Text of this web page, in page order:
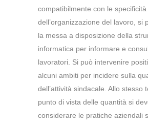
compatibilmente con le specificità
dell’organizzazione del lavoro, si
la messa a disposizione della
informatica per informare e
lavoratori. Si può intervenire
alcuni ambiti per incidere sulla
dell’attività sindacale. Allo stesso
punto di vista delle quantità si
considerare le pratiche aziendali